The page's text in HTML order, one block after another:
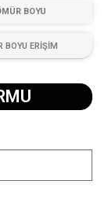
BOYU
BOYU ERİŞİM